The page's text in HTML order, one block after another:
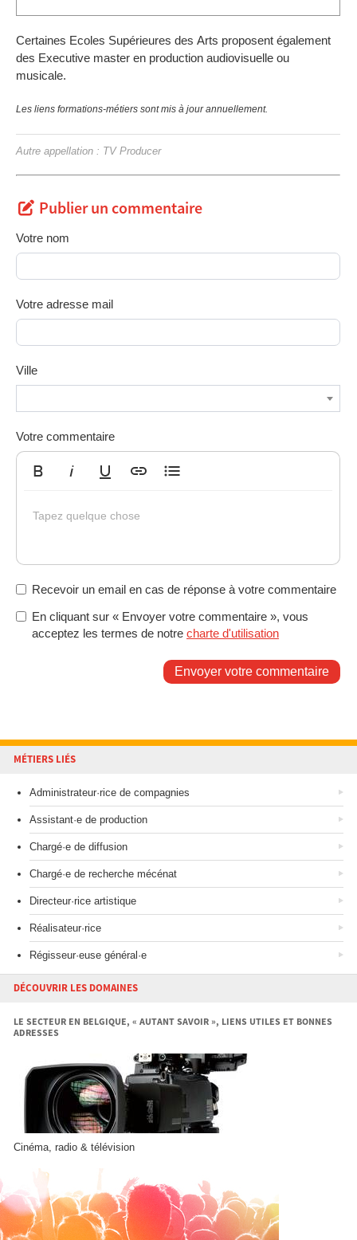
Certaines Ecoles Supérieures des Arts proposent également
des Executive master en production audiovisuelle ou
musicale.
Les liens formations-métiers sont mis à jour annuellement.
Autre appellation : TV Producer
Publier un commentaire
Votre nom
Votre adresse mail
Ville
Votre commentaire
Tapez quelque chose
Recevoir un email en cas de réponse à votre commentaire
En cliquant sur « Envoyer votre commentaire », vous
acceptez les termes de notre charte d'utilisation
Envoyer votre commentaire
MÉTIERS LIÉS
Administrateur·rice de compagnies
Assistant·e de production
Chargé·e de diffusion
Chargé·e de recherche mécénat
Directeur·rice artistique
Réalisateur·rice
Régisseur·euse général·e
DÉCOUVRIR LES DOMAINES
LE SECTEUR EN BELGIQUE, « AUTANT SAVOIR », LIENS UTILES ET BONNES
ADRESSES
Cinéma, radio & télévision